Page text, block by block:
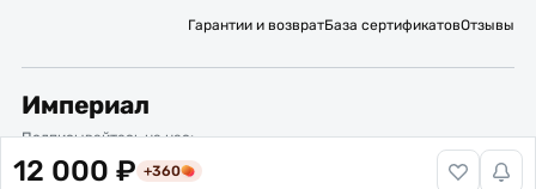
12 000 ₽ +360
Гарантии и возвратБаза сертификатовОтзывы
Империал
Подписывайтесь на нас:
Вакансии